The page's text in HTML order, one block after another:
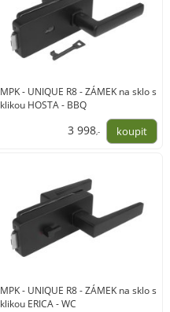
MPK - UNIQUE R8 - ZÁMEK na sklo s
klikou HOSTA - BBQ
3 998,-
MPK - UNIQUE R8 - ZÁMEK na sklo s
klikou ERICA - WC